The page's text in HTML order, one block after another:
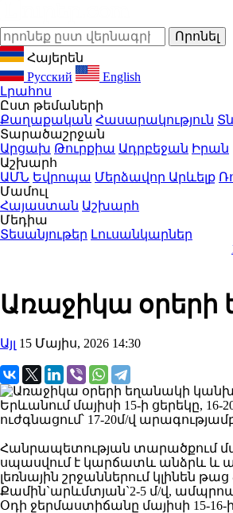
Հայերեն
Русский
English
Լրահոս
Ըստ թեմաների
Քաղաքական Հասարակություն
Տարածաշրջան
Արցախ Թուրքիա Ադրբեջան Իրան
Աշխարհ
ԱՄՆ Եվրոպա Մերձավոր Արևելք
Մամուլ
Հայաստան Աշխարհ
Մեդիա
Տեսանյութեր Լուսանկարներ
Յան
Առաջիկա
Այլ 15 Մայիս, 2026 14:30
Երևանում մայիսի 15-ի
ուժգնացում՝ 17-20մ/վ
Հանրապետության տարածքում
սպասվում է կարճատև անձրև և
լեռնային շրջաններում կլինեն
Քամին`արևմտյան`2-5 մ/վ,
Օդի ջերմաստիճանը մայիսի 15-